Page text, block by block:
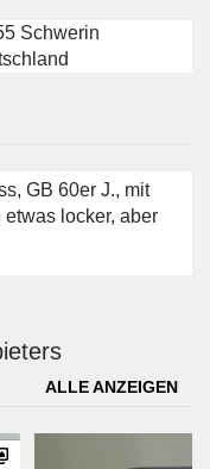
Schwerin
GB 60er J., mit
locker, aber
ALLE ANZEIGEN